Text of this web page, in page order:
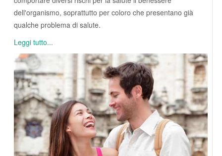
dell'organismo, soprattutto per coloro che presentano già
qualche problema di salute.
Leggi tutto...